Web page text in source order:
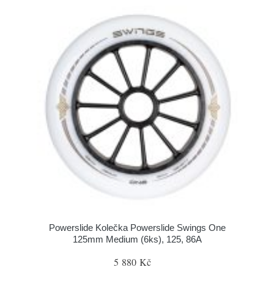
Powerslide Kolečka Powerslide Swings One
125mm Medium (6ks), 125, 86A
5 880 Kč